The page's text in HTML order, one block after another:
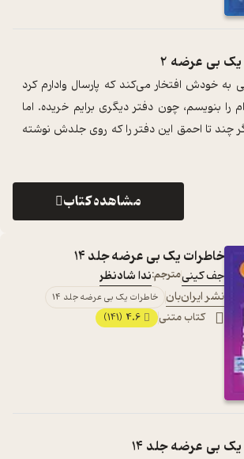
بی عرضه 2
به خودش افتخار می‌کند که پارسال وادارم کرد
را بنویسم، چون دفتر دیگری برایم خریده. اما
چند تا احمق این دفتر را که روی جلدش نوشته
مشاهده کتاب
خاطرات یک بی عرضه جلد 14
جف کینیمترجم:ندا شادنظر
نشر ایران‌بان خاطرات یک بی عرضه جلد 14
کتاب متنی 4.6
(141)
بی عرضه جلد 14